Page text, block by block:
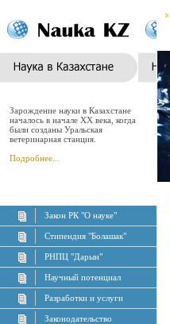
Зарождение науки в Казахстане
началось в начале XX века, когда
были созданы Уральская
ветеринарная станция.
Подробнее...
Закон РК "О науке"
Стипендия "Болашак"
РНПЦ "Дарын"
Научный потенциал
Разработки и услуги
Законодательство